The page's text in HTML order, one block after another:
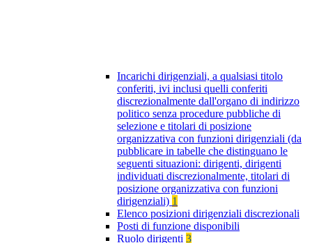
Incarichi dirigenziali, a qualsiasi titolo
conferiti, ivi inclusi quelli conferiti
discrezionalmente dall'organo di indirizzo
politico senza procedure pubbliche di
selezione e titolari di posizione
organizzativa con funzioni dirigenziali (da
pubblicare in tabelle che distinguano le
seguenti situazioni: dirigenti, dirigenti
individuati discrezionalmente, titolari di
posizione organizzativa con funzioni
dirigenziali) 1
Elenco posizioni dirigenziali discrezionali
Posti di funzione disponibili
Ruolo dirigenti 3